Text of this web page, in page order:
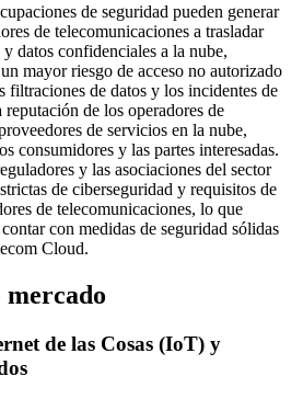
de seguridad pueden generar
de telecomunicaciones a trasladar
datos confidenciales a la nube,
mayor riesgo de acceso no autorizado
filtraciones de datos y los incidentes de
de los operadores de
de servicios en la nube,
consumidores y las partes interesadas.
y las asociaciones del sector
de ciberseguridad y requisitos de
de telecomunicaciones, lo que
con medidas de seguridad sólidas
Cloud.
de las Cosas (IoT) y